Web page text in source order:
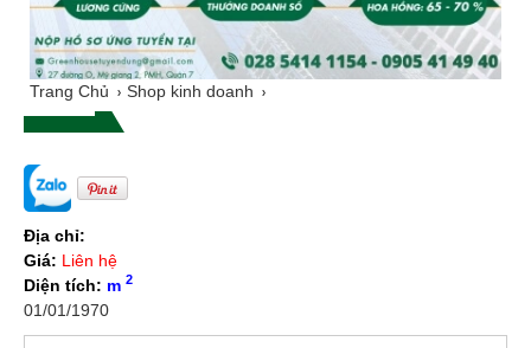
Trang Chủ Shop kinh doanh
Địa chỉ:
Giá: Liên hệ
Diện tích: m 2
01/01/1970